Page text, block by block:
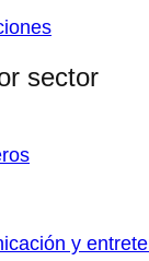
sector
y